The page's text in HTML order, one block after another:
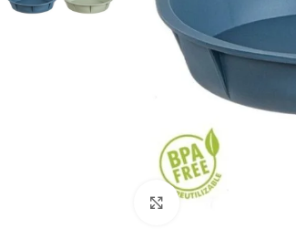
Click para aumentar